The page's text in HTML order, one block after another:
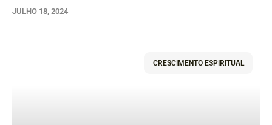
JULHO 18, 2024
CRESCIMENTO ESPIRITUAL